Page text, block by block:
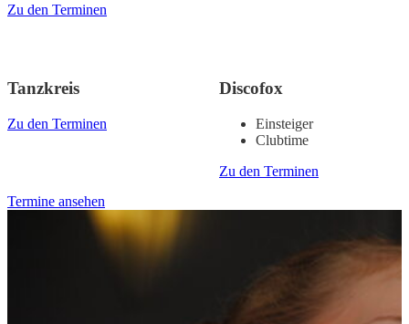
Zu den Terminen
Tanzkreis
Zu den Terminen
Discofox
Einsteiger
Clubtime
Zu den Terminen
Termine ansehen